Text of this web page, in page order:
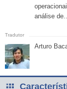
análise
Arturo